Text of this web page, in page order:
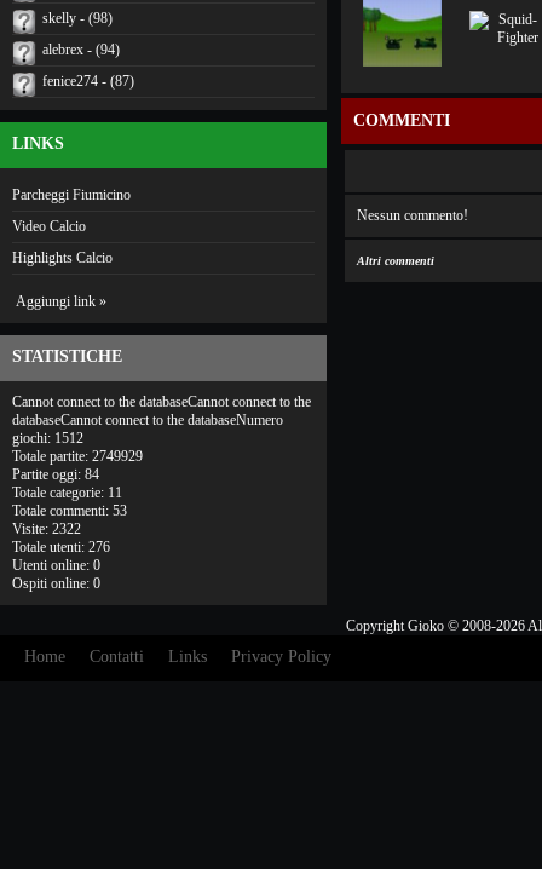
skelly - (98)
alebrex - (94)
fenice274 - (87)
LINKS
Parcheggi Fiumicino
Video Calcio
Highlights Calcio
Aggiungi link »
STATISTICHE
Cannot connect to the databaseCannot connect to the
databaseCannot connect to the databaseNumero
giochi: 1512
Totale partite: 2749929
Partite oggi: 84
Totale categorie: 11
Totale commenti: 53
Visite: 2322
Totale utenti: 276
Utenti online: 0
Ospiti online: 0
COMMENTI
Nessun commento!
Altri commenti
Copyright Gioko © 2008-2026
Home Contatti Links Privacy Policy